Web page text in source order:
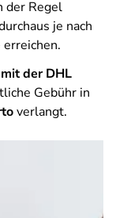
der Regel
je nach
der DHL
Gebühr in
verlangt.